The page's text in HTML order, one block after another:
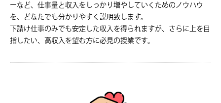
ーなど、仕事量と収入をしっかり増やしていくためのノウハウ
を、どなたでも分かりやすく説明致します。
下請け仕事のみでも安定した収入を得られますが、さらに上を目
指したい、高収入を望む方に必見の授業です。